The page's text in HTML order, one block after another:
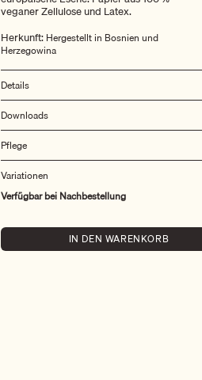
veganer Zellulose und Latex.
Herkunft: Hergestellt in Bosnien und
Herzegowina
Details
Downloads
Pflege
Variationen
Verfügbar bei Nachbestellung
IN DEN WARENKORB